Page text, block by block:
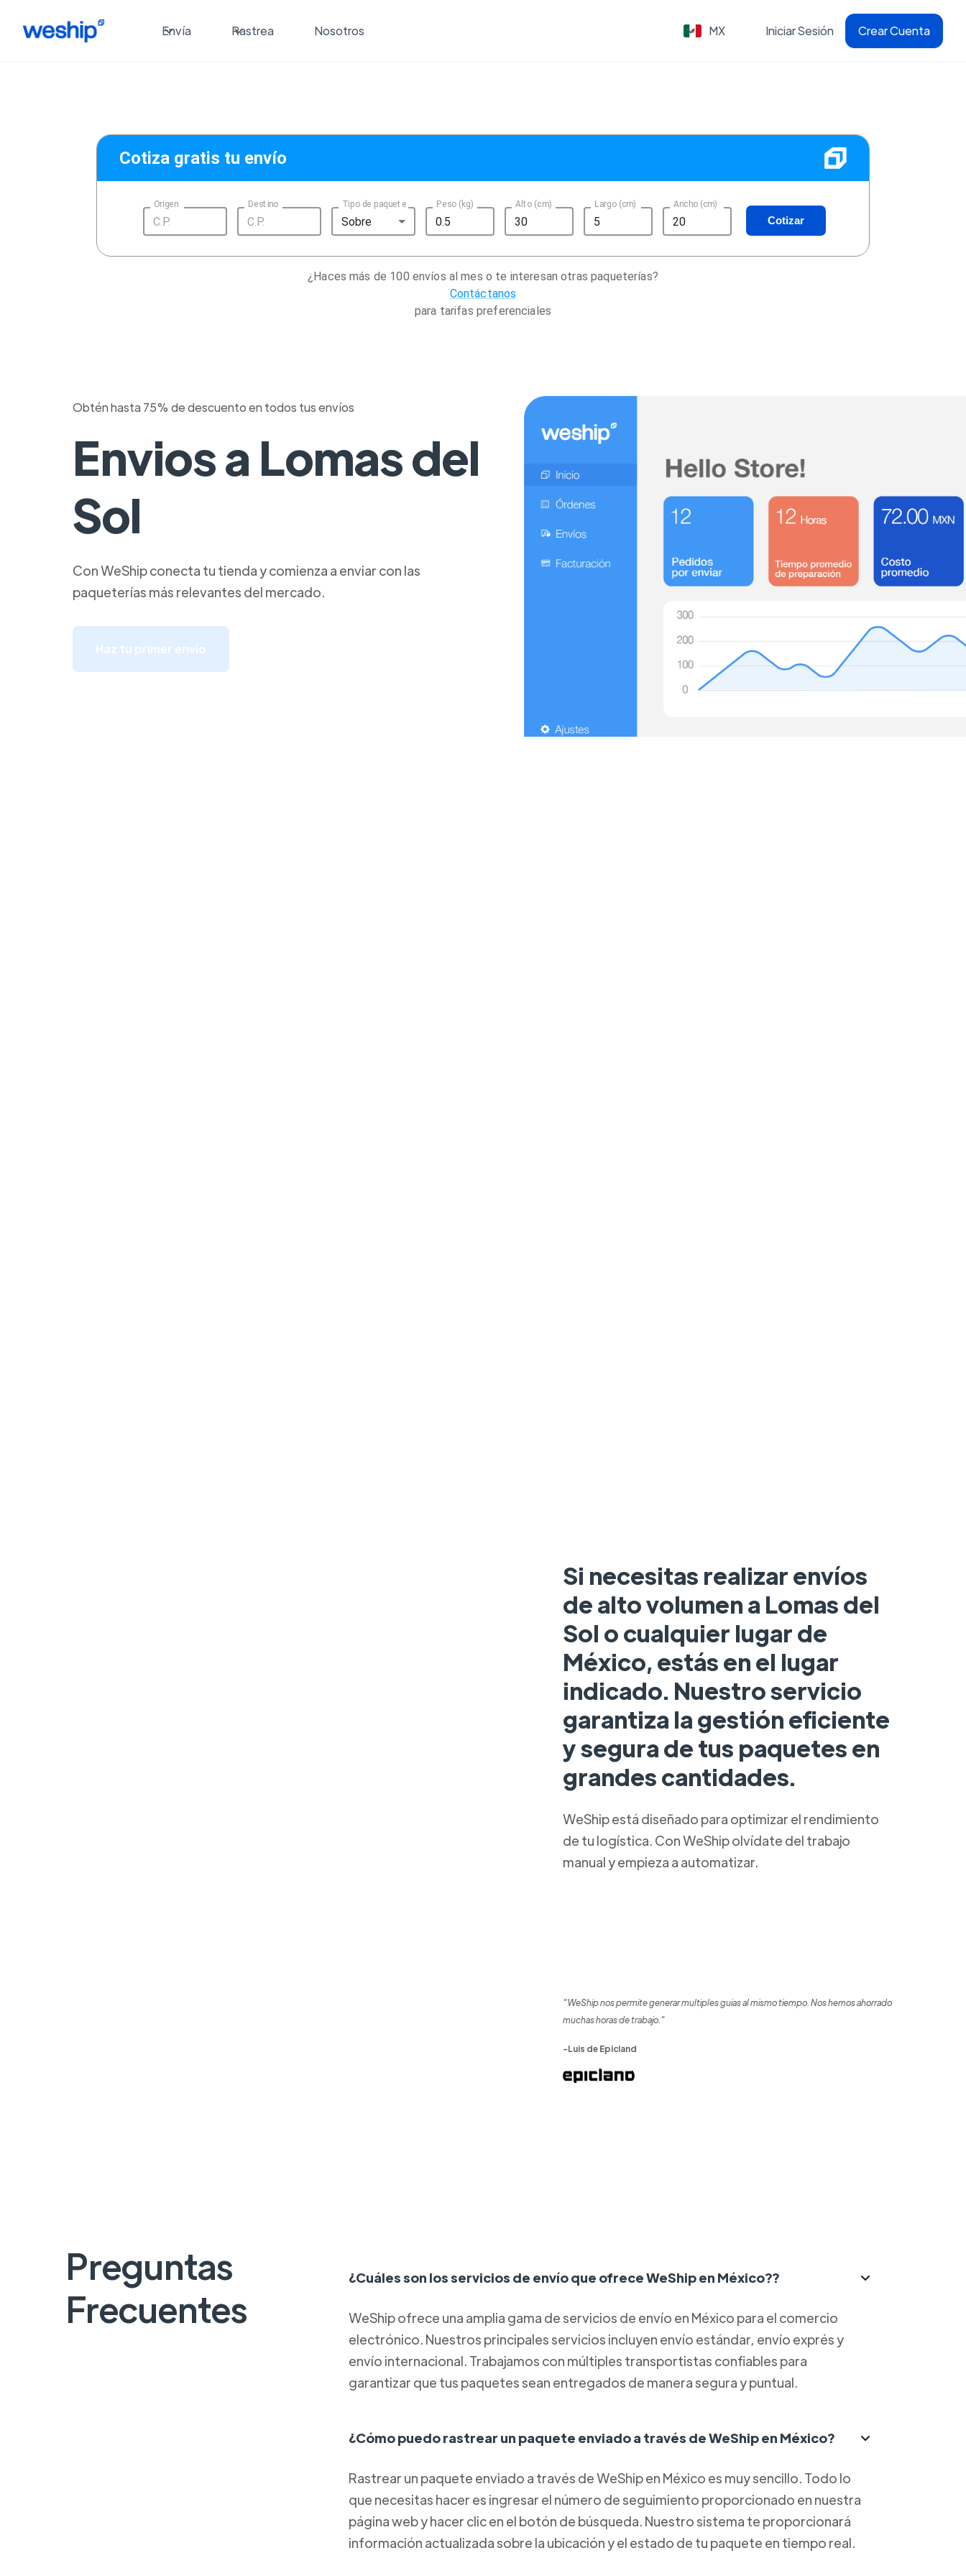
Envía Rastrea Nosotros MX Iniciar Sesión Crear Cuenta
Cotiza gratis tu envío
Origen Destino Tipo de paquete
Sobre
Peso (kg) Alto (cm) Largo (cm) Ancho (cm)
Cotizar
¿Haces más de 100 envíos al mes o te interesan otras paqueterías?
Contáctanos
para tarifas preferenciales
Obtén hasta 75% de descuento en todos tus envíos
Envios a Lomas del
Sol
Con WeShip conecta tu tienda y comienza a enviar con las
paqueterías más relevantes del mercado.
Haz tu primer envío
Si necesitas realizar envíos
de alto volumen a Lomas del
Sol o cualquier lugar de
México, estás en el lugar
indicado. Nuestro servicio
garantiza la gestión eficiente
y segura de tus paquetes en
grandes cantidades.
WeShip está diseñado para optimizar el rendimiento
de tu logística. Con WeShip olvídate del trabajo
manual y empieza a automatizar.
"WeShip nos permite generar multiples guias al mismo tiempo. Nos hemos ahorrado
muchas horas de trabajo."
-Luis de Epicland
Preguntas
Frecuentes
¿Cuáles son los servicios de envío que ofrece WeShip en México??
WeShip ofrece una amplia gama de servicios de envío en México para el comercio
electrónico. Nuestros principales servicios incluyen envío estándar, envío exprés y
envío internacional. Trabajamos con múltiples transportistas confiables para
garantizar que tus paquetes sean entregados de manera segura y puntual.
¿Cómo puedo rastrear un paquete enviado a través de WeShip en México?
Rastrear un paquete enviado a través de WeShip en México es muy sencillo. Todo lo
que necesitas hacer es ingresar el número de seguimiento proporcionado en nuestra
página web y hacer clic en el botón de búsqueda. Nuestro sistema te proporcionará
información actualizada sobre la ubicación y el estado de tu paquete en tiempo real.